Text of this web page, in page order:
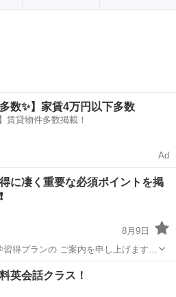
数✨】家賃4万円以下多数
賃貸物件多数掲載！
Ad
に凄く重要な必須ポイントを掲
8月9日
得プランの ご案内を申し上げます🤲
オンラインレッスン 【モイザ】
レッスン
英会話クラス！